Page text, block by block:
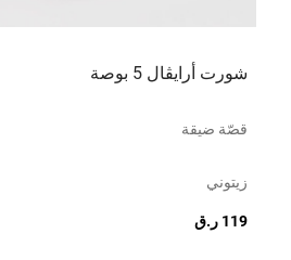
شورت أرايڤال 5 بوصة
قصّة ضيقة
زيتوني
119 ر.ق